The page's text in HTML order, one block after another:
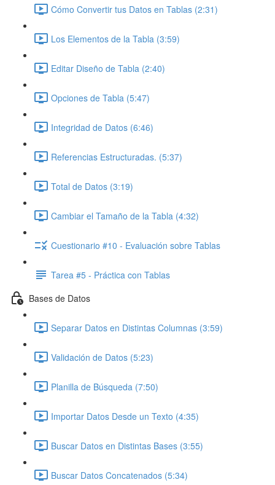
Cómo Convertir tus Datos en Tablas (2:31)
Los Elementos de la Tabla (3:59)
Editar Diseño de Tabla (2:40)
Opciones de Tabla (5:47)
Integridad de Datos (6:46)
Referencias Estructuradas. (5:37)
Total de Datos (3:19)
Cambiar el Tamaño de la Tabla (4:32)
Cuestionario #10 - Evaluación sobre Tablas
Tarea #5 - Práctica con Tablas
Bases de Datos
Separar Datos en Distintas Columnas (3:59)
Validación de Datos (5:23)
Planilla de Búsqueda (7:50)
Importar Datos Desde un Texto (4:35)
Buscar Datos en Distintas Bases (3:55)
Buscar Datos Concatenados (5:34)